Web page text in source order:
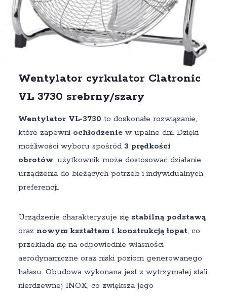
Wentylator cyrkulator Clatronic
VL 3730 srebrny/szary
Wentylator VL-3730 to doskonałe rozwiązanie,
które zapewni ochłodzeniew upalne dni. Dzięki
możliwości wyboru spośród 3 prędkości
obrotów, użytkownik może dostosować działanie
urządzenia do bieżących potrzeb i indywidualnych
preferencji.
Urządzenie charakteryzuje się stabilną podstawą
oraz nowym kształtem i konstrukcją łopat, co
przekłada się na odpowiednie własności
aerodynamiczne oraz niski poziom generowanego
hałasu. Obudowa wykonana jest z wytrzymałej stali
nierdzewnej INOX, co zwiększa jego